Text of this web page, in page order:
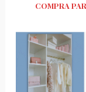
COMPRA